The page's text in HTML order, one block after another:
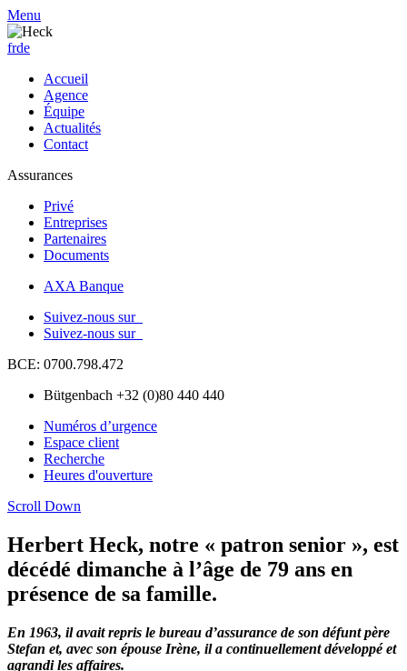
Menu
frde
Accueil
Agence
Équipe
Actualités
Contact
Assurances
Privé
Entreprises
Partenaires
Documents
AXA Banque
Suivez-nous sur
Suivez-nous sur
BCE: 0700.798.472
Bütgenbach +32 (0)80 440 440
Numéros d’urgence
Espace client
Recherche
Heures d'ouverture
Scroll Down
Herbert Heck, notre « patron senior », est
décédé dimanche à l’âge de 79 ans en
présence de sa famille.
En 1963, il avait repris le bureau d’assurance de son défunt père
Stefan et, avec son épouse Irène, il a continuellement développé et
agrandi les affaires.